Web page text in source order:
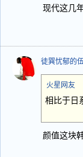
现代这几
徒巽忧郁的
火星网友
相比于日
颜值这块